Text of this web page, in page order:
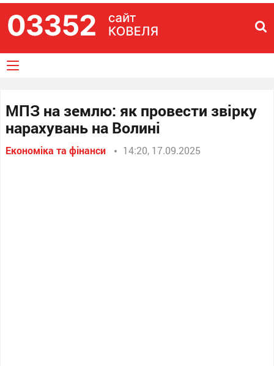
МПЗ на землю: як провести звірку
нарахувань на Волині
Економіка та фінанси 14:20, 17.09.2025